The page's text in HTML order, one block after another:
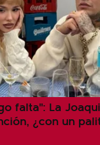
falta": La
¿con un